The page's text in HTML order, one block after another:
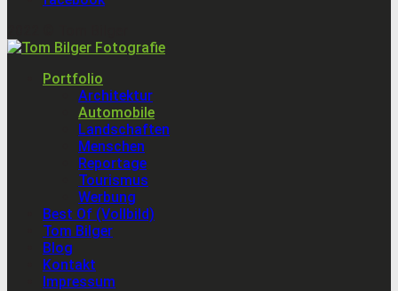
Portfolio
Architektur
Automobile
Landschaften
Menschen
Reportage
Tourismus
Werbung
Best Of (Vollbild)
Tom Bilger
Blog
Kontakt
Impressum